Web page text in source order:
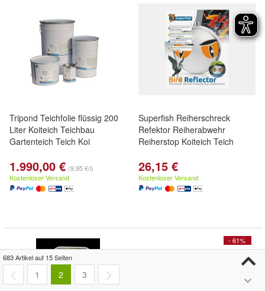
Tripond Teichfolie flüssig 200
Liter Koiteich Teichbau
Gartenteich Teich Koi
1.990,00 € (9,95 €/l)
Kostenloser Versand
Superfish Reiherschreck
Refektor Reiherabwehr
Reiherstop Koiteich Teich
26,15 €
Kostenloser Versand
- 61%
683 Artikel auf 15 Seiten
1 2 3